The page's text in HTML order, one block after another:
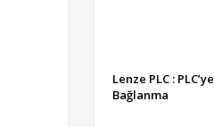
Lenze PLC : PLC’ye
Bağlanma